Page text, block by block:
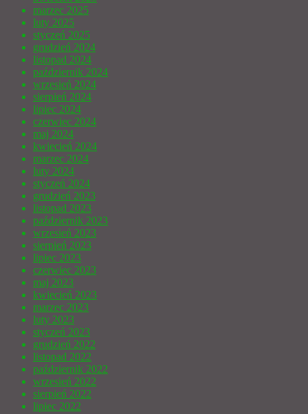
marzec 2025
luty 2025
styczeń 2025
grudzień 2024
listopad 2024
październik 2024
wrzesień 2024
sierpień 2024
lipiec 2024
czerwiec 2024
maj 2024
kwiecień 2024
marzec 2024
luty 2024
styczeń 2024
grudzień 2023
listopad 2023
październik 2023
wrzesień 2023
sierpień 2023
lipiec 2023
czerwiec 2023
maj 2023
kwiecień 2023
marzec 2023
luty 2023
styczeń 2023
grudzień 2022
listopad 2022
październik 2022
wrzesień 2022
sierpień 2022
lipiec 2022